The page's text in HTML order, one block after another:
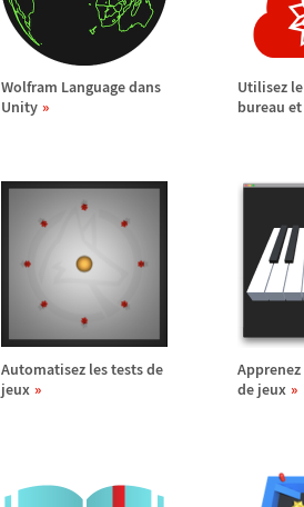
Wolfram Language dans
Unity
Utilisez
bureau
Automatisez les tests de
jeux
de jeux